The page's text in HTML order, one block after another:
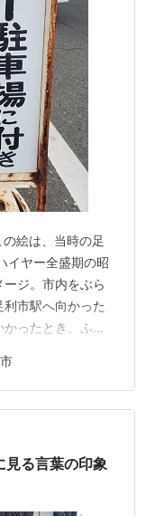
絵は、当時の足
イヤー全盛期の昭
ジ。市内をぶら
市駅へ向かった
ったとき、ふと
せた白地に、黒
場に付き 自家用車
所」「足利ハイヤ
けなくなった
、思わず足を止め
見る言葉の印象